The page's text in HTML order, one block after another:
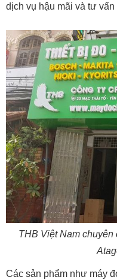
dịch vụ hậu mãi và tư
THB Việt Nam chuyên
Các sản phẩm như máy